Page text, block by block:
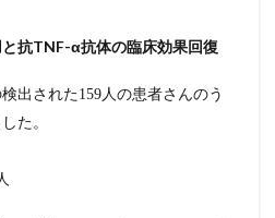
抗TNF-α抗体の臨床効果回復
出された159人の患者さんのう
た。